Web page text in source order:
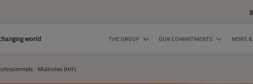
world THE GROUP OUR COMMITMENTS NEWS
- Multisites (H/F)